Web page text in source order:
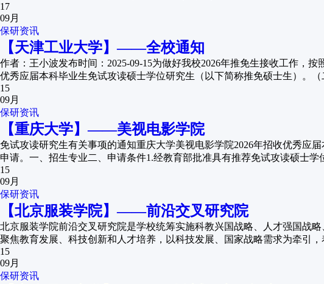
17
09月
保研资讯
【天津工业大学】——全校通知
作者：王小波发布时间：2025-09-15为做好我校2026年推免生接收工作，
优秀应届本科毕业生免试攻读硕士学位研究生（以下简称推免硕士生）。
15
09月
保研资讯
【重庆大学】——美视电影学院
免试攻读研究生有关事项的通知重庆大学美视电影学院2026年招收优秀应
申请。一、招生专业二、申请条件1.经教育部批准具有推荐免试攻读硕士
15
09月
保研资讯
【北京服装学院】——前沿交叉研究院
北京服装学院前沿交叉研究院是学校统筹实施科教兴国战略、人才强国战
聚焦教育发展、科技创新和人才培养，以科技发展、国家战略需求为牵引
15
09月
保研资讯